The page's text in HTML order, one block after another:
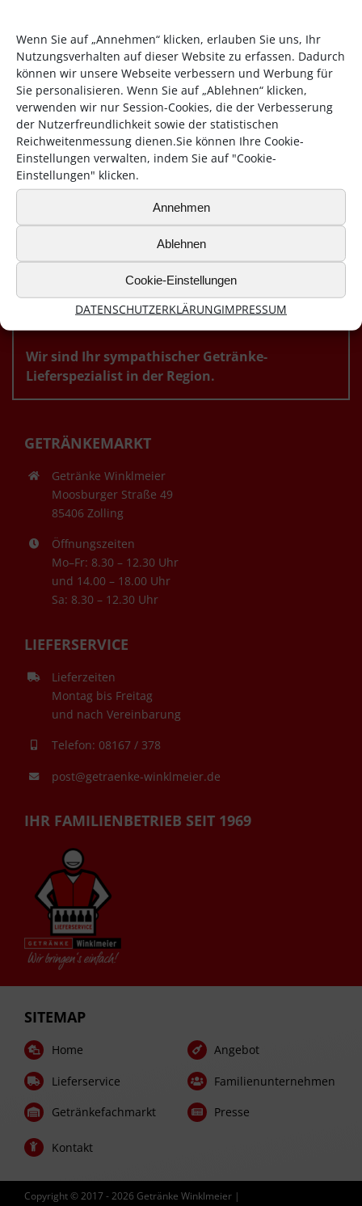
Wenn Sie auf „Annehmen“ klicken, erlauben Sie uns, Ihr
Nutzungsverhalten auf dieser Website zu erfassen. Dadurch
können wir unsere Webseite verbessern und Werbung für
Sie personalisieren. Wenn Sie auf „Ablehnen“ klicken,
verwenden wir nur Session-Cookies, die der Verbesserung
der Nutzerfreundlichkeit sowie der statistischen
Reichweitenmessung dienen.Sie können Ihre Cookie-
Einstellungen verwalten, indem Sie auf "Cookie-
Einstellungen" klicken.
Annehmen
Ablehnen
Cookie-Einstellungen
DATENSCHUTZERKLÄRUNGIMPRESSUM
ÜBERZEUGEN SIE SICH.
Wir sind Ihr sympathischer Getränke-
Lieferspezialist in der Region.
GETRÄNKEMARKT
Getränke Winklmeier
Moosburger Straße 49
85406 Zolling
Öffnungszeiten
Mo–Fr: 8.30 – 12.30 Uhr
und 14.00 – 18.00 Uhr
Sa: 8.30 – 12.30 Uhr
LIEFERSERVICE
Lieferzeiten
Montag bis Freitag
und nach Vereinbarung
Telefon: 08167 / 378
post@getraenke-winklmeier.de
IHR FAMILIENBETRIEB SEIT 1969
SITEMAP
Home
Lieferservice
Getränkefachmarkt
Angebot
Familienunternehmen
Presse
Kontakt
Copyright © 2017 -2026 Getränke Winklmeier |